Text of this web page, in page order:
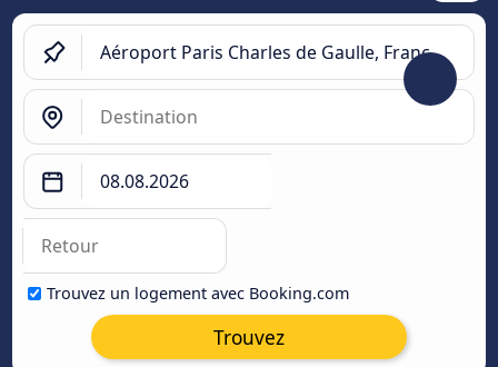
Trouvez un logement avec Booking.com
Trouvez